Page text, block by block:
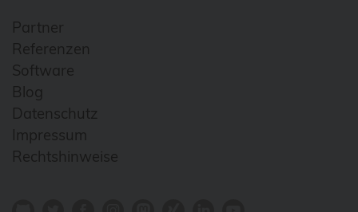
Partner
Referenzen
Software
Blog
Datenschutz
Impressum
Rechtshinweise